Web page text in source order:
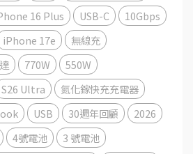
16 Plus USB-C
10Gbps
iPhone 17e
無線充
770W
550W
S26 Ultra
氮化鎵快充充電器
USB 30週年回顧
2026
4號電池
3 號電池